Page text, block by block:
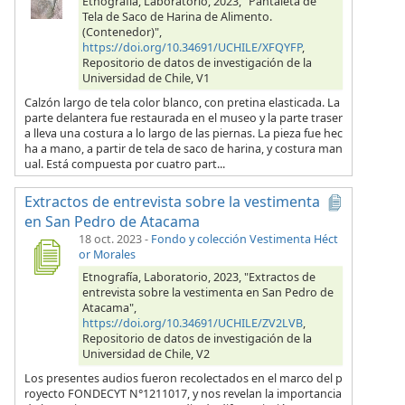
Tela de Saco de Harina de Alimento.
(Contenedor)",
https://doi.org/10.34691/UCHILE/XFQYFP,
Repositorio de datos de investigación de la
Universidad de Chile, V1
Calzón largo de tela color blanco, con pretina elasticada. La
parte delantera fue restaurada en el museo y la parte traser
a lleva una costura a lo largo de las piernas. La pieza fue hec
ha a mano, a partir de tela de saco de harina, y costura man
ual. Está compuesta por cuatro part...
Extractos de entrevista sobre la vestimenta
en San Pedro de Atacama
18 oct. 2023- Fondo y colección Vestimenta Héct
or Morales
Etnografía, Laboratorio, 2023, "Extractos de
entrevista sobre la vestimenta en San Pedro de
Atacama",
https://doi.org/10.34691/UCHILE/ZV2LVB,
Repositorio de datos de investigación de la
Universidad de Chile, V2
Los presentes audios fueron recolectados en el marco del p
royecto FONDECYT N°1211017, y nos revelan la importancia